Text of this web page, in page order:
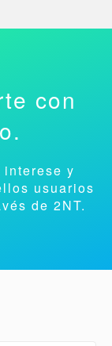
con
interese y
usuarios
de 2NT.